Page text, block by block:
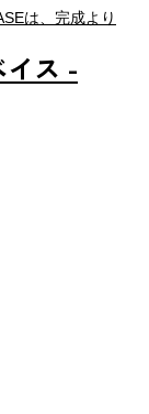
は、完成より
イス -